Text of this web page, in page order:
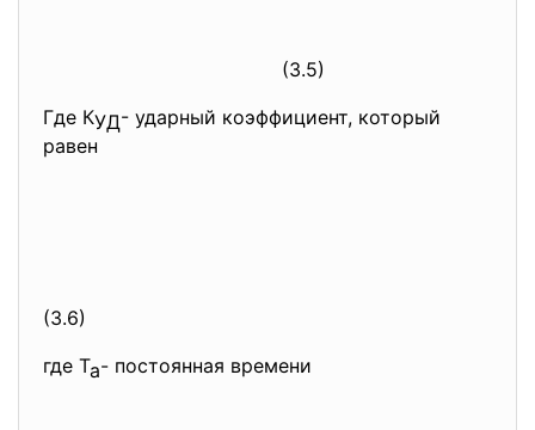
(3.5)
Где КУД- ударный коэффициент, который
равен
(3.6)
где Та- постоянная времени